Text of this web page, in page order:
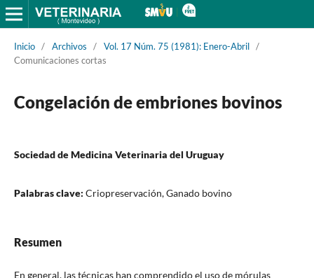
Inicio / Archivos / Vol. 17 Núm. 75 (1981): Enero-Abril /
Comunicaciones cortas
Congelación de embriones bovinos
Sociedad de Medicina Veterinaria del Uruguay
Palabras clave: Criopreservación, Ganado bovino
Resumen
En general, las técnicas han comprendido el uso de mórulas